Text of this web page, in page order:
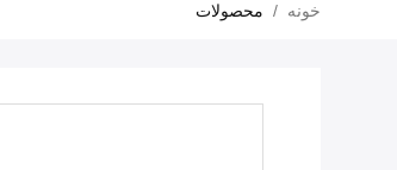
خونه / محصولات